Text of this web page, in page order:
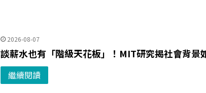
2026-08-07
談薪水也有「階級天花板」！MIT研究揭社會背景
繼續閱讀